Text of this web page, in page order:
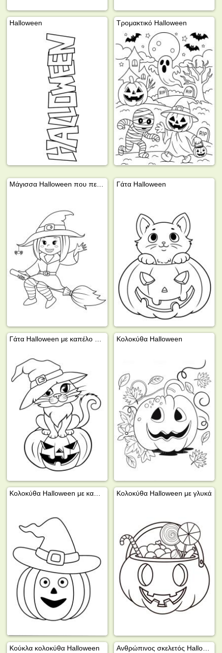
Halloween Τρομακτικό Halloween
Γάτα Halloween
Κολοκύθα Halloween
Κολοκύθα Halloween με καπέλο μάγισσας Κολοκύθα Halloween με γλυκά
Κούκλα κολοκύθα Halloween